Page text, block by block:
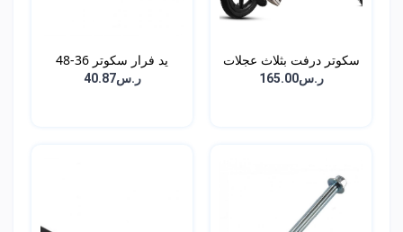
سكوتر درفت بثلاث عجلات
ر.س165.00
يد فرار سكوتر 36-48
فول...ر.س40.87